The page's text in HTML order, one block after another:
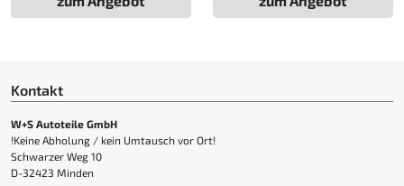
Kontakt
W+S Autoteile GmbH
!Keine Abholung / kein Umtausch vor Ort!
Schwarzer Weg 10
D-32423 Minden